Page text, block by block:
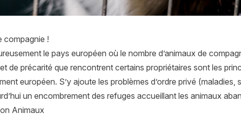
compagnie !
le pays européen où le nombre d’animaux de
de précarité que rencontrent certains propriétaires sont les
européen. S’y ajoute les problèmes d’ordre privé (maladies,
un encombrement des refuges accueillant les animaux
Animaux